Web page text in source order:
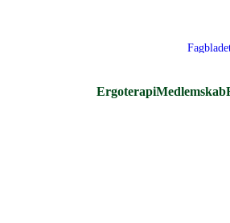
ErgoterapiMedlemskab